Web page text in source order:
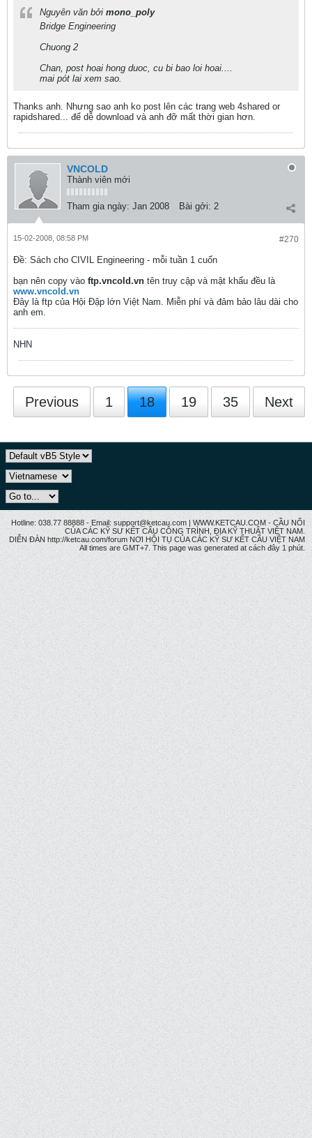
Nguyên văn bởi mono_poly
Bridge Engineering
Chuong 2
Chan, post hoai hong duoc, cu bi bao loi hoai....
mai pót lai xem sao.
Thanks anh. Nhưng sao anh ko post lên các trang web 4shared or
rapidshared... để dễ download và anh đỡ mất thời gian hơn.
VNCOLD
Thành viên mới
Tham gia ngày: Jan 2008 Bài gởi: 2
#270
15-02-2008, 08:58 PM
Ðề: Sách cho CIVIL Engineering - mỗi tuần 1 cuốn
bạn nên copy vào ftp.vncold.vn tên truy cập và mật khẩu đều là
www.vncold.vn
Đây là ftp của Hội Đập lớn Việt Nam. Miễn phí và đảm bảo lâu dài cho
anh em.
NHN
Previous 1 18 19 35 Next
Hotline: 038.77 88888 - Email: support@ketcau.com | WWW.KETCAU.COM - CẦU NỐI
CỦA CÁC KỸ SƯ KẾT CẤU CÔNG TRÌNH, ĐỊA KỸ THUẬT VIỆT NAM.
DIỄN ĐÀN http://ketcau.com/forum NƠI HỘI TỤ CỦA CÁC KỸ SƯ KẾT CÂU VIỆT NAM
All times are GMT+7. This page was generated at cách đây 1 phút.